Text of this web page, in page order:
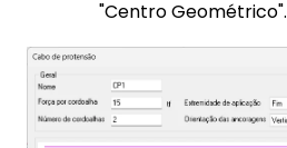
"Centro Geométrico".